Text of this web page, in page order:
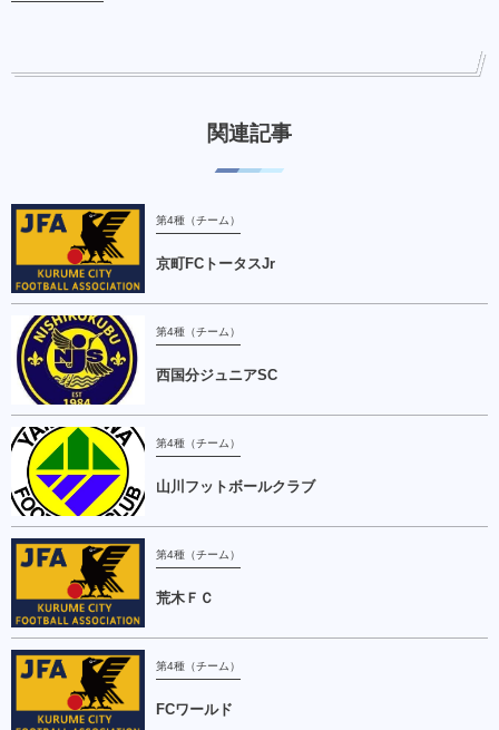
関連記事
第4種（チーム）
京町FCトータスJr
第4種（チーム）
西国分ジュニアSC
第4種（チーム）
山川フットボールクラブ
第4種（チーム）
荒木ＦＣ
第4種（チーム）
FCワールド